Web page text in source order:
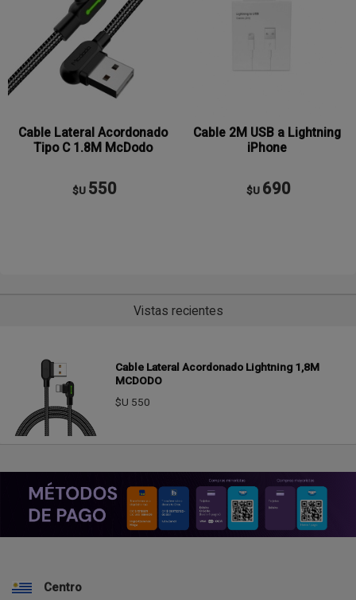
Cable Lateral Acordonado
Tipo C 1.8M McDodo
$U 550
Cable 2M USB a Lightning
iPhone
$U 690
Vistas recientes
Cable Lateral Acordonado Lightning 1,8M
MCDODO
$U 550
Centro